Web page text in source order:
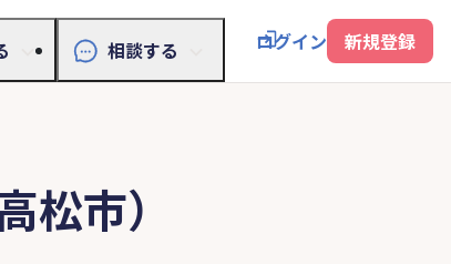
相談する ログイン 新規登録
市）